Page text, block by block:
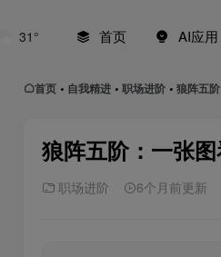
31° 首页 AI应用
首页 • 自我精进 • 职场进阶 • 狼阵五
狼阵五阶：一张
职场进阶 6个月前更新